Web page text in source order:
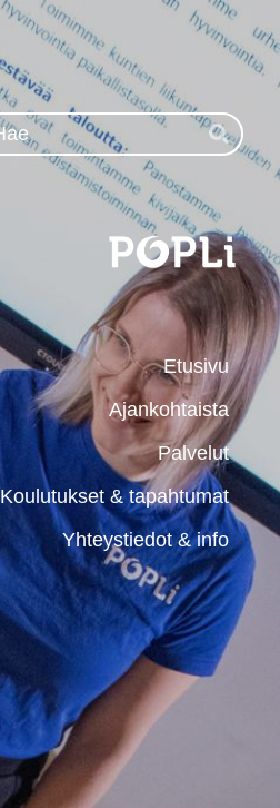
Haku
Hae
Etusivu
Ajankohtaista
Palvelut
Koulutukset & tapahtumat
Yhteystiedot & info